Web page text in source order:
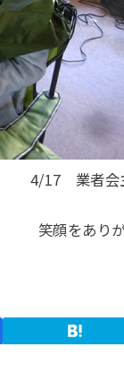
4/17 業者会
笑顔をあり